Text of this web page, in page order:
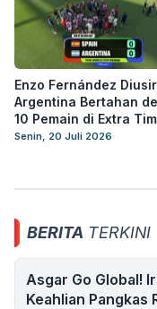
Enzo Fernández Diusir,
Argentina Bertahan
10 Pemain di Extra
Senin, 20 Juli 2026
BERITA TERKINI
Asgar Go Global!
Keahlian Pangkas